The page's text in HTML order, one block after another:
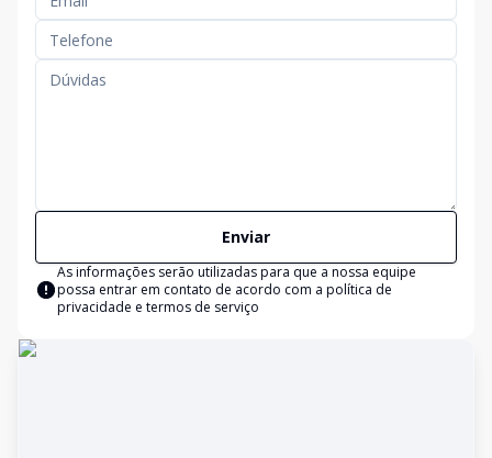
Enviar
As informações serão utilizadas para que a nossa equipe
possa entrar em contato de acordo com a política de
privacidade e termos de serviço